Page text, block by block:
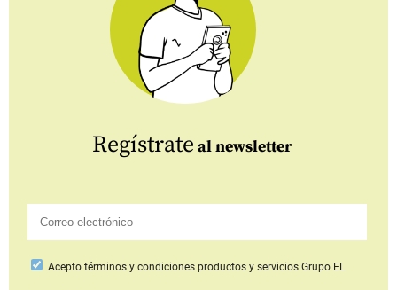
Regístrate al newsletter
Aceptotérminos y condiciones productos y serviciosGrupo EL